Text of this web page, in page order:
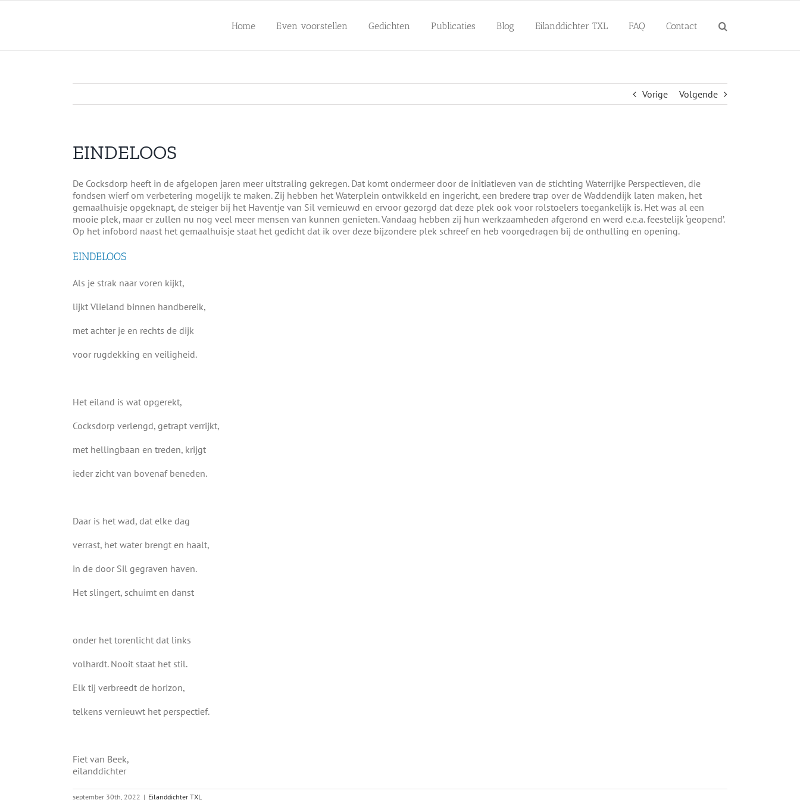
Home Even voorstellen Gedichten Publicaties Blog Eilanddichter TXL FAQ Contact
Vorige Volgende
EINDELOOS
De Cocksdorp heeft in de afgelopen jaren meer uitstraling gekregen. Dat komt ondermeer door de initiatieven van de stichting Waterrijke Perspectieven, die
fondsen wierf om verbetering mogelijk te maken. Zij hebben het Waterplein ontwikkeld en ingericht, een bredere trap over de Waddendijk laten maken, het
gemaalhuisje opgeknapt, de steiger bij het Haventje van Sil vernieuwd en ervoor gezorgd dat deze plek ook voor rolstoelers toegankelijk is. Het was al een
mooie plek, maar er zullen nu nog veel meer mensen van kunnen genieten. Vandaag hebben zij hun werkzaamheden afgerond en werd e.e.a. feestelijk ‘geopend’.
Op het infobord naast het gemaalhuisje staat het gedicht dat ik over deze bijzondere plek schreef en heb voorgedragen bij de onthulling en opening.
EINDELOOS
Als je strak naar voren kijkt,
lijkt Vlieland binnen handbereik,
met achter je en rechts de dijk
voor rugdekking en veiligheid.
Het eiland is wat opgerekt,
Cocksdorp verlengd, getrapt verrijkt,
met hellingbaan en treden, krijgt
ieder zicht van bovenaf beneden.
Daar is het wad, dat elke dag
verrast, het water brengt en haalt,
in de door Sil gegraven haven.
Het slingert, schuimt en danst
onder het torenlicht dat links
volhardt. Nooit staat het stil.
Elk tij verbreedt de horizon,
telkens vernieuwt het perspectief.
Fiet van Beek,
eilanddichter
september 30th, 2022 | Eilanddichter TXL